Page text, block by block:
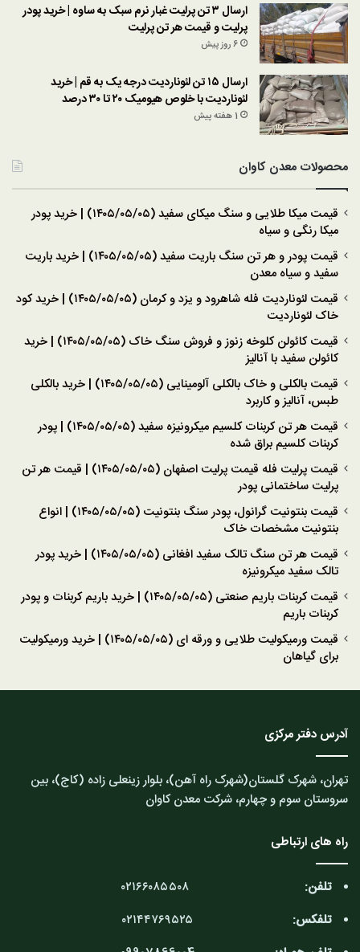
ارسال ۳ تن پرلیت غبار نرم سبک به ساوه | خرید پودر
پرلیت و قیمت هر تن پرلیت
6 روز پیش
ارسال ۱۵ تن لئوناردیت درجه یک به قم | خرید
لئوناردیت با خلوص هیومیک ۲۰ تا ۳۰ درصد
1 هفته پیش
محصولات معدن کاوان
قیمت میکا طلایی و سنگ میکای سفید (۱۴۰۵/۰۵/۰۵) | خرید پودر
میکا رنگی و سیاه
قیمت پودر و هر تن سنگ باریت سفید (۱۴۰۵/۰۵/۰۵) | خرید باریت
سفید و سیاه معدن
قیمت لئوناردیت فله شاهرود و یزد و کرمان (۱۴۰۵/۰۵/۰۵) | خرید کود
خاک لئوناردیت
قیمت کائولن کلوخه زنوز و فروش سنگ خاک (۱۴۰۵/۰۵/۰۵) | خرید
کائولن سفید با آنالیز
قیمت بالکلی و خاک بالکلی آلومینایی (۱۴۰۵/۰۵/۰۵) | خرید بالکلی
طبس، آنالیز و کاربرد
قیمت هر تن کربنات کلسیم میکرونیزه سفید (۱۴۰۵/۰۵/۰۵) | پودر
کربنات کلسیم براق شده
قیمت پرلیت فله قیمت پرلیت اصفهان (۱۴۰۵/۰۵/۰۵) | قیمت هر تن
پرلیت ساختمانی پودر
قیمت بنتونیت گرانول، پودر سنگ بنتونیت (۱۴۰۵/۰۵/۰۵) | انواع
بنتونیت مشخصات خاک
قیمت هر تن سنگ تالک سفید افغانی (۱۴۰۵/۰۵/۰۵) | خرید پودر
تالک سفید میکرونیزه
قیمت کربنات باریم صنعتی (۱۴۰۵/۰۵/۰۵) | خرید باریم کربنات و پودر
کربنات باریم
قیمت ورمیکولیت طلایی و ورقه ای (۱۴۰۵/۰۵/۰۵) | خرید ورمیکولیت
برای گیاهان
آدرس دفتر مرکزی
تهران، شهرک گلستان(شهرک راه آهن)، بلوار زینعلی زاده (کاج)، بین
سروستان سوم و چهارم، شرکت معدن کاوان
راه های ارتباطی
تلفن: ۰۲۱۶۶۰۸۵۵۰۸
تلفکس: ۰۲۱۴۴۷۶۹۵۲۵